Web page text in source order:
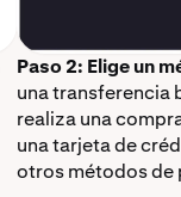
Paso 2: Elige un
una transferencia
realiza una
una tarjeta de
otros métodos de